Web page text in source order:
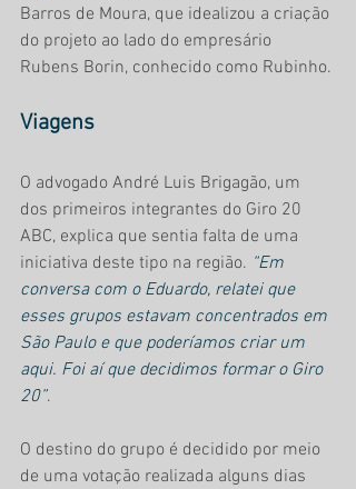
Barros de Moura, que idealizou a criação
do projeto ao lado do empresário
Rubens Borin, conhecido como Rubinho.
Viagens
O advogado André Luis Brigagão, um
dos primeiros integrantes do Giro 20
ABC, explica que sentia falta de uma
iniciativa deste tipo na região. “Em
conversa com o Eduardo, relatei que
esses grupos estavam concentrados em
São Paulo e que poderíamos criar um
aqui. Foi aí que decidimos formar o Giro
20”.
O destino do grupo é decidido por meio
de uma votação realizada alguns dias